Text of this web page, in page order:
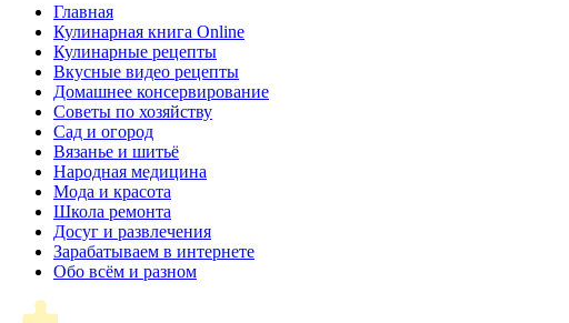
Главная
Кулинарная книга Online
Кулинарные рецепты
Вкусные видео рецепты
Домашнее консервирование
Советы по хозяйству
Сад и огород
Вязанье и шитьё
Народная медицина
Мода и красота
Школа ремонта
Досуг и развлечения
Зарабатываем в интернете
Обо всём и разном